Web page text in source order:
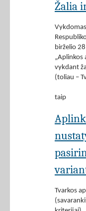
Žalia
birželio
„Aplinkos
vykdant
(toliau –
taip
Tvarkos